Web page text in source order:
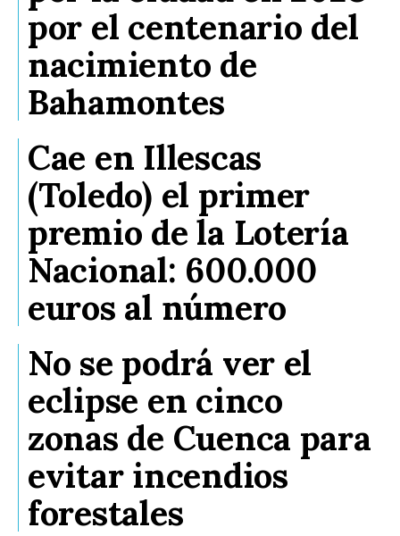
por el centenario del
nacimiento de
Bahamontes
Cae en Illescas
(Toledo) el primer
premio de la Lotería
Nacional: 600.000
euros al número
No se podrá ver el
eclipse en cinco
zonas de Cuenca para
evitar incendios
forestales